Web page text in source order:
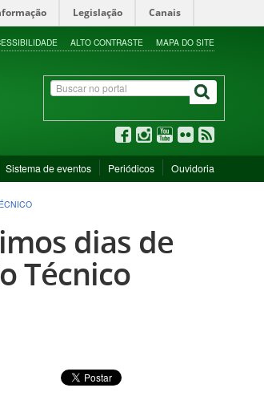
Legislação Canais
ALTO CONTRASTE MAPA DO SITE
Sistema de eventos Periódicos Ouvidoria
dias de
Técnico